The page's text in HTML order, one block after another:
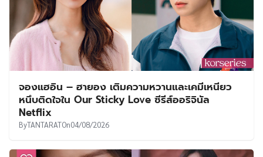
จองแฮอิน – ฮายอง เติมความหวานและเคมีเหนียว
หนึบติดใจใน Our Sticky Love ซีรีส์ออริจินัล
Netflix
ByTANTARATOn04/08/2026